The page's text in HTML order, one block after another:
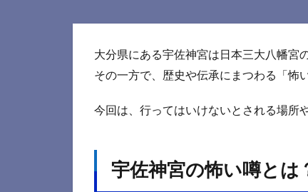
大分県にある宇佐神宮は日本三大八幡宮
その一方で、歴史や伝承にまつわる「怖
今回は、行ってはいけないとされる場所
宇佐神宮の怖い噂とは